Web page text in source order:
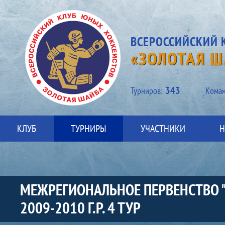
«ЗОЛОТАЯ
Турниров: 343
КЛУБ ТУРНИРЫ УЧАСТНИКИ
МЕЖРЕГИОНАЛЬНОЕ
2009-2010 Г.Р. 4 ТУР